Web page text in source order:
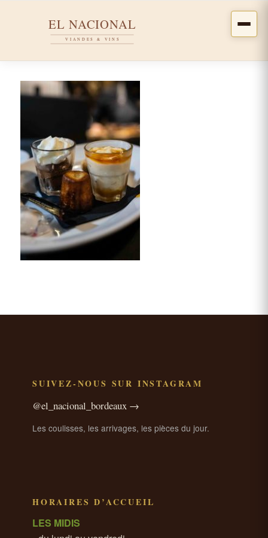
SUIVEZ-NOUS SUR INSTAGRAM
@el_nacional_bordeaux →
Les coulisses, les arrivages, les pièces du jour.
HORAIRES D’ACCUEIL
LES MIDIS